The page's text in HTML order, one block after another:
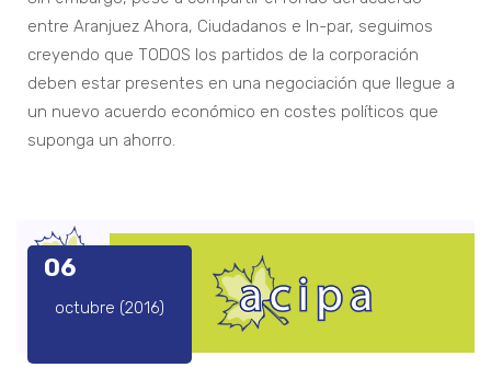
entre Aranjuez Ahora, Ciudadanos e In-par, seguimos
creyendo que TODOS los partidos de la corporación
deben estar presentes en una negociación que llegue a
un nuevo acuerdo económico en costes políticos que
suponga un ahorro.
06
octubre (2016)